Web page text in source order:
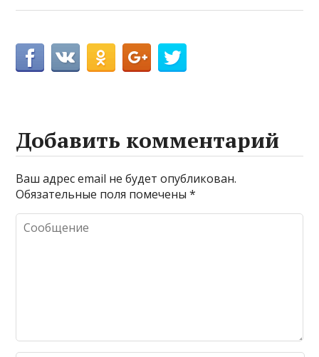
Добавить комментарий
Ваш адрес email не будет опубликован.
Обязательные поля помечены*